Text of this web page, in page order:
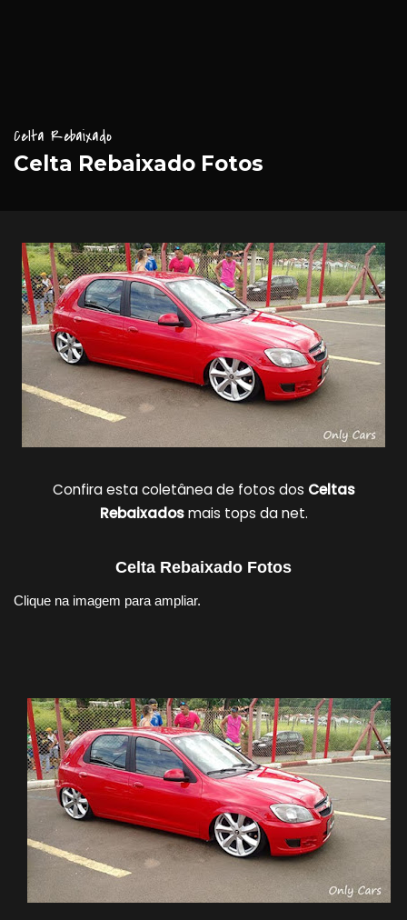
Celta Rebaixado
Celta Rebaixado Fotos
Confira esta coletânea de fotos dos Celtas
Rebaixadosmais tops da net.
Celta Rebaixado Fotos
Clique na imagem para ampliar.